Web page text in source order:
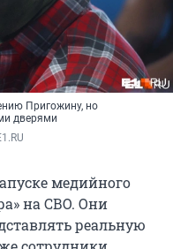
Пригожину, но
дверями
медийного
на СВО. Они
реальную